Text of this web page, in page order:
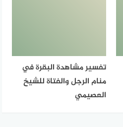
تفسير مشاهدة البقرة في
منام الرجل والفتاة للشيخ
العصيمي